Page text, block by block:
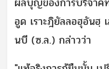
อูด เราะฎิยัลลอฮุอันฮฺ
นบี (ซ.ล.) กล่าวว่า